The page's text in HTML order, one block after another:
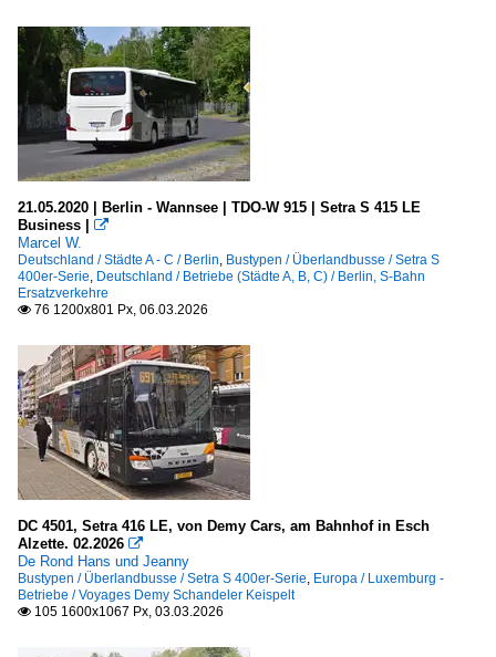
21.05.2020 | Berlin - Wannsee | TDO-W 915 | Setra S 415 LE
Business |

Marcel W.
Deutschland / Städte A - C / Berlin, Bustypen / Überlandbusse / Setra S
400er-Serie, Deutschland / Betriebe (Städte A, B, C) / Berlin, S-Bahn
Ersatzverkehre
 76 1200x801 Px, 06.03.2026
DC 4501, Setra 416 LE, von Demy Cars, am Bahnhof in Esch
Alzette. 02.2026 
De Rond Hans und Jeanny
Bustypen / Überlandbusse / Setra S 400er-Serie, Europa / Luxemburg -
Betriebe / Voyages Demy Schandeler Keispelt
 105 1600x1067 Px, 03.03.2026